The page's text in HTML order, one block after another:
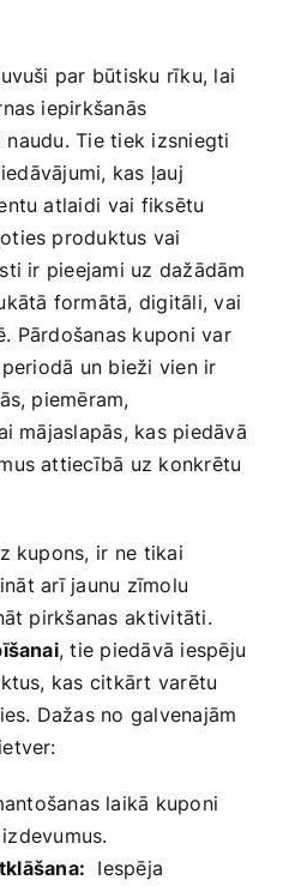
par būtisku rīku, lai
iepirkšanās
Tie tiek izsniegti
kas ļauj
atlaidi⁣ vai fiksētu
produktus vai
ir pieejami uz ​dažādām‍
formātā, digitāli, vai‌
Pārdošanas kuponi var
un bieži vien ir
piemēram,
mājaslapās, kas piedāvā
attiecībā uz konkrētu
kupons,⁣ ir‌ ne tikai
arī jaunu zīmolu
pirkšanas⁤ aktivitāti.
, tie piedāvā iespēju
kas citkārt varētu
Dažas no galvenajām‌
laikā kuponi
‍ Iespēja‍